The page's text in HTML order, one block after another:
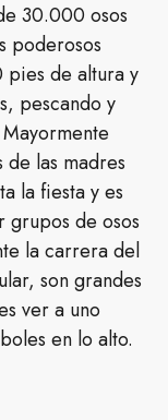
30.000 osos
poderosos
pies de altura y
pescando y
las madres
la fiesta y es
grupos de osos
la carrera del
son grandes
ver a uno
en lo alto.